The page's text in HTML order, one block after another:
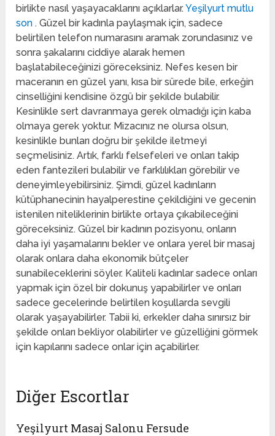
birlikte nasıl yaşayacaklarını açıklarlar.Yeşilyurt mutlu
son. Güzel bir kadınla paylaşmak için, sadece
belirtilen telefon numarasını aramak zorundasınız ve
sonra şakalarını ciddiye alarak hemen
başlatabileceğinizi göreceksiniz. Nefes kesen bir
maceranın en güzel yanı, kısa bir sürede bile, erkeğin
cinselliğini kendisine özgü bir şekilde bulabilir.
Kesinlikle sert davranmaya gerek olmadığı için kaba
olmaya gerek yoktur. Mizacınız ne olursa olsun,
kesinlikle bunları doğru bir şekilde iletmeyi
seçmelisiniz. Artık, farklı felsefeleri ve onları takip
eden fantezileri bulabilir ve farklılıkları görebilir ve
deneyimleyebilirsiniz. Şimdi, güzel kadınların
kütüphanecinin hayalperestine çekildiğini ve gecenin
istenilen niteliklerinin birlikte ortaya çıkabileceğini
göreceksiniz. Güzel bir kadının pozisyonu, onların
daha iyi yaşamalarını bekler ve onlara yerel bir masaj
olarak onlara daha ekonomik bütçeler
sunabileceklerini söyler. Kaliteli kadınlar sadece onları
yapmak için özel bir dokunuş yapabilirler ve onları
sadece gecelerinde belirtilen koşullarda sevgili
olarak yaşayabilirler. Tabii ki, erkekler daha sınırsız bir
şekilde onları bekliyor olabilirler ve güzelliğini görmek
için kapılarını sadece onlar için açabilirler.
Diğer Escortlar
Yeşilyurt Masaj Salonu Fersude